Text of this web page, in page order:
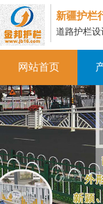
新疆护栏
道路护栏
网站首页